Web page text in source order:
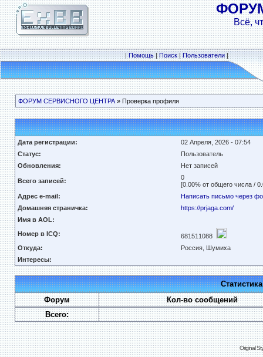
Всё,
|Помощь|Поиск|Пользователи|
ФОРУМ СЕРВИСНОГО ЦЕНТРА» Проверка профиля
Дата регистрации:
02 Апреля, 2026 - 07:54
Статус:
Пользователь
Обновления:
Нет записей
Всего записей:
0
[0.00% от общего числа /
Адрес e-mail:
Написать письмо через
Домашняя страничка:
https://prjaga.com/
Имя в AOL:
Номер в ICQ:
681511088
Откуда:
Россия, Шумиха
Интересы:
Форум
Кол-во сообщений
Всего:
Original